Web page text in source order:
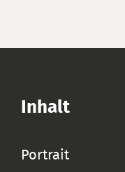
Inhalt
Portrait